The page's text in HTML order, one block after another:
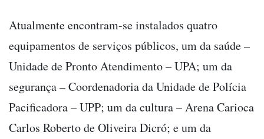
Atualmente encontram-se instalados quatro
equipamentos de serviços públicos, um da saúde –
Unidade de Pronto Atendimento – UPA; um da
segurança – Coordenadoria da Unidade de Polícia
Pacificadora – UPP; um da cultura – Arena Carioca
Carlos Roberto de Oliveira Dicró; e um da